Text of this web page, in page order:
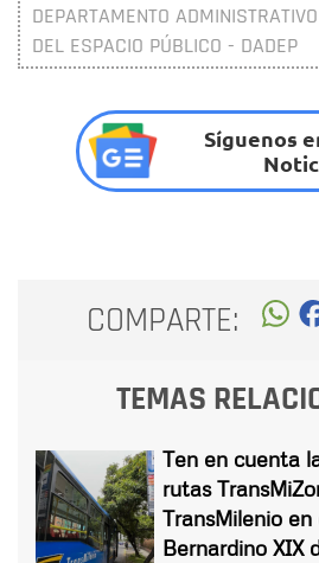
DEPARTAMENTO
DEL ESPACIO PÚBLICO - DADEP
Síguenos
COMPARTE:
TEMAS
Ten en cuenta
rutas
TransMilenio
Bernardino XIX